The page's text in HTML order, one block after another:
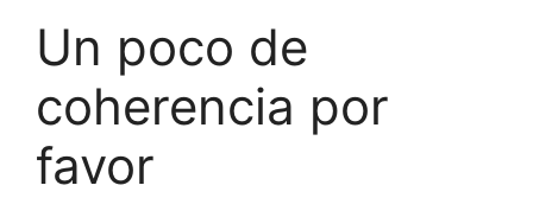
Un poco de
coherencia por
favor